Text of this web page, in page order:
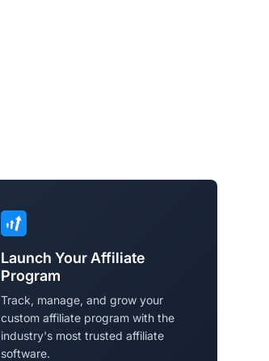
Launch Your Affiliate
Program
Track, manage, and grow your
custom affiliate program with the
industry's most trusted affiliate
software.